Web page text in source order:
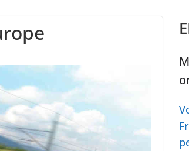
pas la capacité juridique d’arrêter